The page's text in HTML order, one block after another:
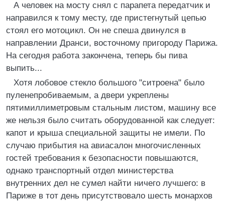
А человек на мосту снял с парапета передатчик и
направился к тому месту, где пристегнутый цепью
стоял его мотоцикл. Он не спеша двинулся в
направлении Дранси, восточному пригороду Парижа.
На сегодня работа закончена, теперь бы пива
выпить...
Хотя лобовое стекло большого "ситроена" было
пуленепробиваемым, а двери укреплены
пятимиллиметровым стальным листом, машину все
же нельзя было считать оборудованной как следует:
капот и крыша специальной защиты не имели. По
случаю прибытия на авиасалон многочисленных
гостей требования к безопасности повышаются,
однако транспортный отдел министерства
внутренних дел не сумел найти ничего лучшего: в
Париже в тот день присутствовало шесть монархов